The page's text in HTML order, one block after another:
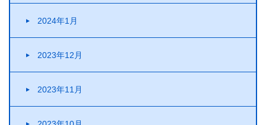
2024年1月
2023年12月
2023年11月